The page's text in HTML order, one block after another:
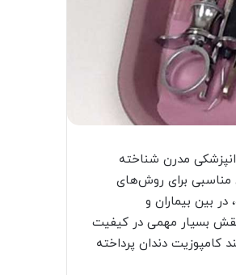
مدرن شناخته
مناسبی برای روش‌های
بین بیماران و
بسیار مهمی در کیفیت
کامپوزیت دندان پرداخته